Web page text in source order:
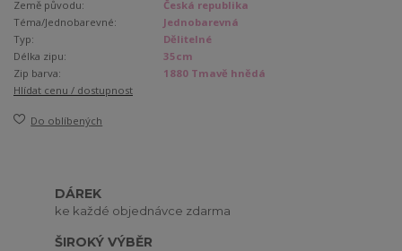
Země původu:
Česká republika
Téma/Jednobarevné:
Jednobarevná
Typ:
Dělitelné
Délka zipu:
35cm
Zip barva:
1880 Tmavě hnědá
Hlídat cenu / dostupnost
Do oblíbených
DÁREK
ke každé objednávce zdarma
ŠIROKÝ VÝBĚR